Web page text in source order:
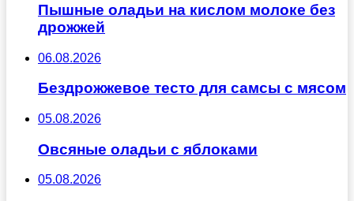
Пышные оладьи на кислом молоке без
дрожжей
06.08.2026
Бездрожжевое тесто для самсы с мясом
05.08.2026
Овсяные оладьи с яблоками
05.08.2026